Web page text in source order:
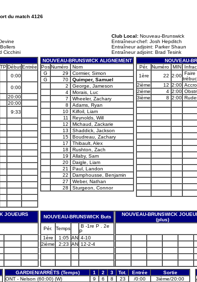
du match 4126
Cicchini
Club Local: Nouveau-Brunswick
Entraîneur-chef: Josh Hepditch
Entraîneur adjoint: Parker Shaun
Entraîneur adjoint: Brad Tesink
TPDébutEntrée
0:00
0:00
20:00
20:00
9:33
NOUVEAU-BRUNSWICK ALIGNEMENT
PosNuméro
Nom
G
29
Cormier, Simon
G
70
Quimper, Samuel
2
George, Jameson
4
Morais, Luc
7
Wheeler, Zachary
8
Adams, Ryan
10
Kilfoil, Liam
11
Reynolds, Will
12
Michaud, Zackarie
13
Shaddick, Jackson
15
Boudreau, Zachary
17
Thibault, Alex
18
Rushton, Zach
19
Allaby, Sam
20
Daigle, Liam
21
Paul, Landon
22
Damphousse, Benjamin
27
Weber, Nathan
28
Sturgeon, Connor
NOUVEAU-
Pér.
Numéro MIN
1ère
22 2:00 Faire
2ième
12 2:00
2ième
4 2:00
3ième
8 2:00
JOUEURS
NOUVEAU-BRUNSWICK Buts
NOUVEAU-BRUNSWICK
(plus)
Pér.
Temps
B -1re P . 2e
P
1ère
1:05 AN 4-10
2ième
2:23 AN 12-2-4
GARDIEN/ARRÊTS (Temps) 1 2 3 Tot. Entrée
Sortie
ONT - Nelson (60:00) (W)
9 6 8 23 /0:00
3ième/20:00